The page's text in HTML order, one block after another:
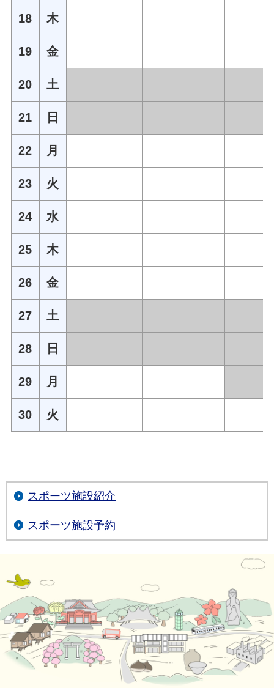
18 木
19 金
20 土
21 日
22 月
23 火
24 水
25 木
26 金
27 土
28 日
29 月
30 火
スポーツ施設紹介
スポーツ施設予約